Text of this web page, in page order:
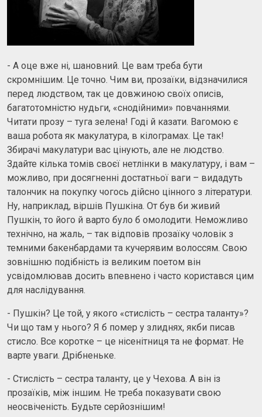
- А оце вже ні, шановний. Це вам треба бути
скромнішим. Це точно. Чим ви, прозаїки, відзначилися
перед людством, так це довжиною своїх описів,
багатотомністю нудьги, «снодійними» повчаннями.
Читати прозу – туга зелена! Годі й казати. Вагомою є
ваша робота як макулатура, в кілограмах. Це так!
Збирачі макулатури вас цінують, але не людство.
Здайте кілька томів своєї нетлінки в макулатуру, і вам –
можливо, при досягненні достатньої ваги – видадуть
талончик на покупку чогось дійсно цінного з літератури.
Ну, наприклад, віршів Пушкіна. От був би живий
Пушкін, то його й варто було б омолодити. Неможливо
технічно, на жаль, – так відповів прозаїку чоловік з
темними бакенбардами та кучерявим волоссям. Свою
зовнішню подібність із великим поетом він
усвідомлював досить впевнено і часто користався цим
для наслідування.
- Пушкін? Це той, у якого «стислість – сестра таланту»?
Чи що там у нього? Я б помер у злиднях, якби писав
стисло. Все коротке – це нісенітниця та не формат. Не
варте уваги. Дрібненьке.
- Стислість – сестра таланту, це у Чехова. А він із
прозаїків, між іншим. Не треба показувати свою
неосвіченість. Будьте серйознішим!